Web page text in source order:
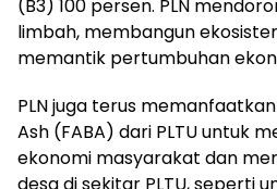
(B3) 100 persen. PLN
limbah, membangun
memantik pertumbuhan
PLN juga terus
Ash (FABA) dari PLTU untuk
ekonomi masyarakat dan